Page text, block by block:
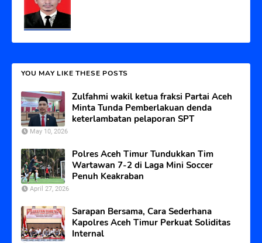
YOU MAY LIKE THESE POSTS
Zulfahmi wakil ketua fraksi Partai Aceh
Minta Tunda Pemberlakuan denda
keterlambatan pelaporan SPT
May 10, 2026
Polres Aceh Timur Tundukkan Tim
Wartawan 7-2 di Laga Mini Soccer
Penuh Keakraban
April 27, 2026
Sarapan Bersama, Cara Sederhana
Kapolres Aceh Timur Perkuat Soliditas
Internal